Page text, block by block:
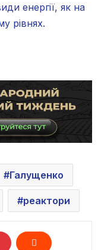
енергії, як на
рівнях.
Галущенко
реактори